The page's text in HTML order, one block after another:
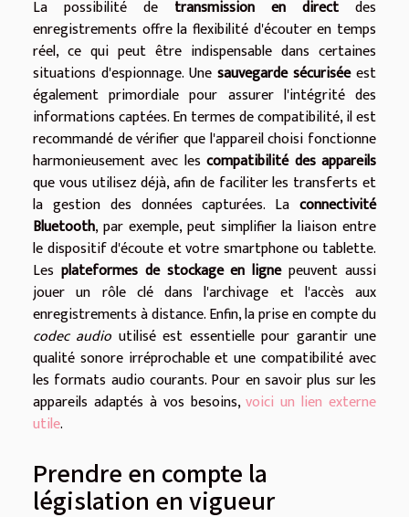
La possibilité de transmission en direct des
enregistrements offre la flexibilité d'écouter en temps
réel, ce qui peut être indispensable dans certaines
situations d'espionnage. Une sauvegarde sécuriséeest
également primordiale pour assurer l'intégrité des
informations captées. En termes de compatibilité, il est
recommandé de vérifier que l'appareil choisi fonctionne
harmonieusement avec lescompatibilité des appareils
que vous utilisez déjà, afin de faciliter les transferts et
la gestion des données capturées. La connectivité
Bluetooth, par exemple, peut simplifier la liaison entre
le dispositif d'écoute et votre smartphone ou tablette.
Les plateformes de stockage en lignepeuvent aussi
jouer un rôle clé dans l'archivage et l'accès aux
enregistrements à distance. Enfin, la prise en compte du
codec audio utilisé est essentielle pour garantir une
qualité sonore irréprochable et une compatibilité avec
les formats audio courants. Pour en savoir plus sur les
appareils adaptés à vos besoins,voici un lien externe
utile.
Prendre en compte la
législation en vigueur